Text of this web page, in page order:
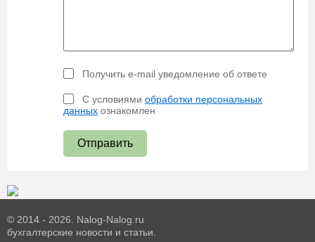
Получить e-mail уведомление об ответе
С условиями обработки персональных
данных ознакомлен
Отправить
© 2014 - 2026. Nalog-Nalog.ru
бухгалтерские новости и статьи.